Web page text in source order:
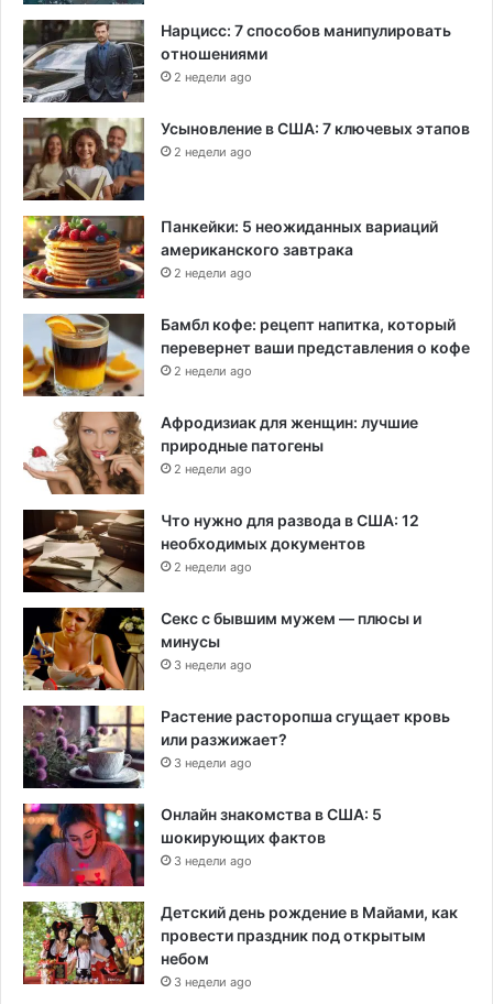
Нарцисс: 7 способов манипулировать
отношениями
2 недели ago
Усыновление в США: 7 ключевых этапов
2 недели ago
Панкейки: 5 неожиданных вариаций
американского завтрака
2 недели ago
Бамбл кофе: рецепт напитка, который
перевернет ваши представления о кофе
2 недели ago
Афродизиак для женщин: лучшие
природные патогены
2 недели ago
Что нужно для развода в США: 12
необходимых документов
2 недели ago
Секс с бывшим мужем — плюсы и
минусы
3 недели ago
Растение расторопша сгущает кровь
или разжижает?
3 недели ago
Онлайн знакомства в США: 5
шокирующих фактов
3 недели ago
Детский день рождение в Майами, как
провести праздник под открытым
небом
3 недели ago